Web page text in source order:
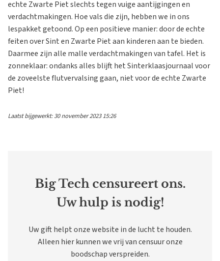
echte Zwarte Piet slechts tegen vuige aantijgingen en
verdachtmakingen. Hoe vals die zijn, hebben we in ons
lespakket getoond. Op een positieve manier: door de echte
feiten over Sint en Zwarte Piet aan kinderen aan te bieden.
Daarmee zijn alle malle verdachtmakingen van tafel. Het is
zonneklaar: ondanks alles blijft het Sinterklaasjournaal voor
de zoveelste flutvervalsing gaan, niet voor de echte Zwarte
Piet!
Laatst bijgewerkt: 30 november 2023 15:26
Big Tech censureert ons.
Uw hulp is nodig!
Uw gift helpt onze website in de lucht te houden.
Alleen hier kunnen we vrij van censuur onze
boodschap verspreiden.